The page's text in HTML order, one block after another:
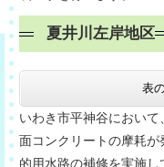
夏井川左岸地区
表
いわき市平神谷におい
面コンクリートの摩耗
的用水路の補修を実施し